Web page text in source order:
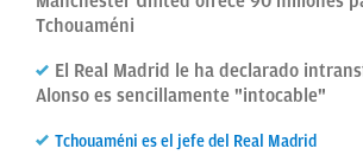
FICHAJES
DIRECTO
Tchouaméni
El Real Madrid le ha declarado
Alonso es sencillamente "intocable"
Tchouaméni es el jefe del Real Madrid